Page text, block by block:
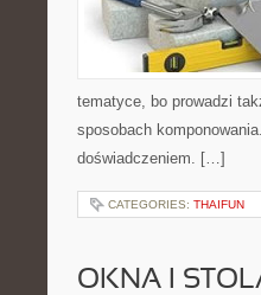
tematyce, bo prowadzi
sposobach
doświadczeniem. […]
CATEGORIES: THAIFUN
OKNA I